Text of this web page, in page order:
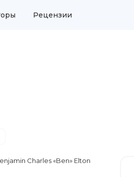
Рецензии
Charles «Ben» Elton